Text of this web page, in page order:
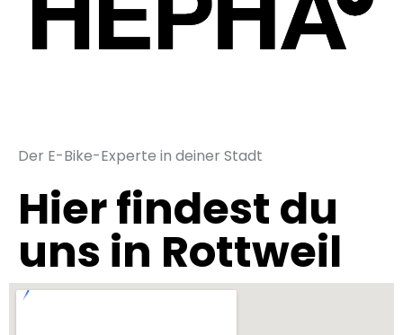
Der E-Bike-Experte in deiner Stadt
Hier findest du
uns in Rottweil